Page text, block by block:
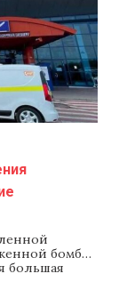
бомбе
большая
самолет
позже.